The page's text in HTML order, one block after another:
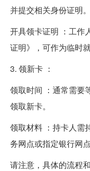
并提交相关身份证明。
开具领卡证明 ：工作
证明》，可作为临时就
3. 领新卡 ：
领取时间 ：通常需要
领取新卡。
领取材料 ：持卡人需
务网点或指定银行网
请注意，具体的流程